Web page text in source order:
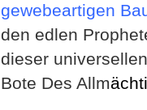
gewebeartigen
den edlen
dieser
Bote Des Allm